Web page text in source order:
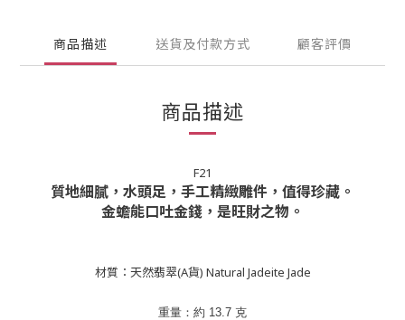
商品描述 送貨及付款方式 顧客評價
商品描述
F21
質地細膩，水頭足，手工精緻雕件，值得珍藏。
金蟾能口吐金錢，是旺財之物。
材質：天然翡翠(A貨) Natural Jadeite Jade
重量：約 13.7 克